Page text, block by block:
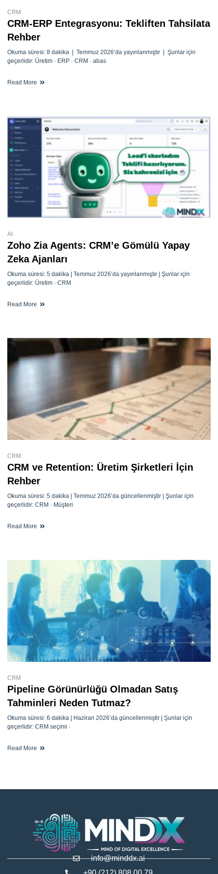
CRM
CRM-ERP Entegrasyonu: Tekliften Tahsilata
Rehber
Okuma süresi: 8 dakika | Temmuz 2026’da yayınlanmıştır | Şunlar için
geçerlidir: Üretim · ERP · CRM · abas
Read More
AI
Zoho Zia Agents: CRM’e Gömülü Yapay
Zeka Ajanları
Okuma süresi: 5 dakika | Temmuz 2026’da yayınlanmıştır | Şunlar için
geçerlidir: Üretim · CRM
Read More
CRM
CRM ve Retention: Üretim Şirketleri İçin
Rehber
Okuma süresi: 5 dakika | Temmuz 2026’da güncellenmiştir | Şunlar için
geçerlidir: CRM · Müşteri
Read More
CRM
Pipeline Görünürlüğü Olmadan Satış
Tahminleri Neden Tutmaz?
Okuma süresi: 6 dakika | Haziran 2026’da güncellenmiştir | Şunlar için
geçerlidir: CRM seçimi ·
Read More
info@minddx.ai